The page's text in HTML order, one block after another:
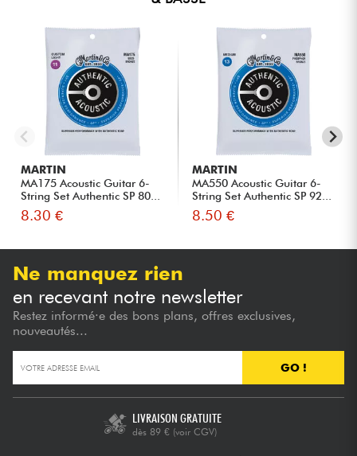
MARTIN
MA175 Acoustic Guitar 6-
String Set Authentic SP 80...
8.30 €
MARTIN
MA550 Acoustic Guitar 6-
String Set Authentic SP 92...
8.50 €
Ne manquez rien
en recevant notre newsletter
Restez informé·e des bons plans, offres exclusives,
nouveautés...
GO !
LIVRAISON GRATUITE
dès 89 € (voir CGV)